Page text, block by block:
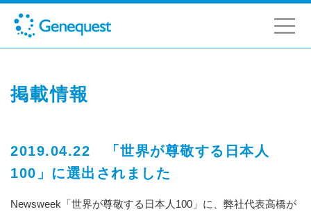
掲載情報
2019.04.22 「世界が尊敬する日本人
100」に選出されました
Newsweek「世界が尊敬する日本人100」に、弊社代表高橋が